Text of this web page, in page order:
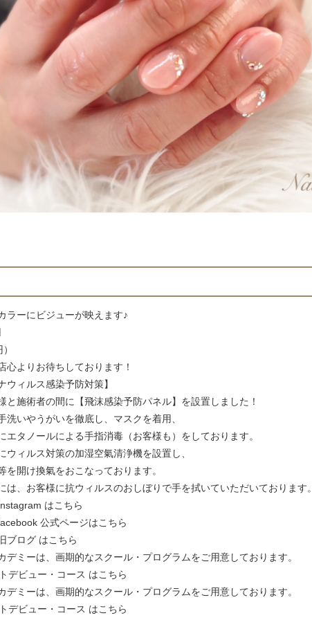
ラーにビジューが映えます♪
心よりお待ちしております！
ウィルス感染予防対策】
と施術者の間に【飛沫感染予防パネル】を設置しました！
洗いやうがいを徹底し、マスクを着用、
エタノールによる手指消毒（お客様も）をしております。
ウィルス対策の加湿空氣清浄機を設置し、
を開け換氣をおこなっております。
は、お客様に抗ウィルスのおしぼりで手を拭いていただいております。
はこちら
公式ページはこちら
ブログ はこちら
デミーは、画期的なスクール・プログラムをご用意しております。
デビュー・コース はこちら
デミーは、画期的なスクール・プログラムをご用意しております。
デビュー・コース はこちら